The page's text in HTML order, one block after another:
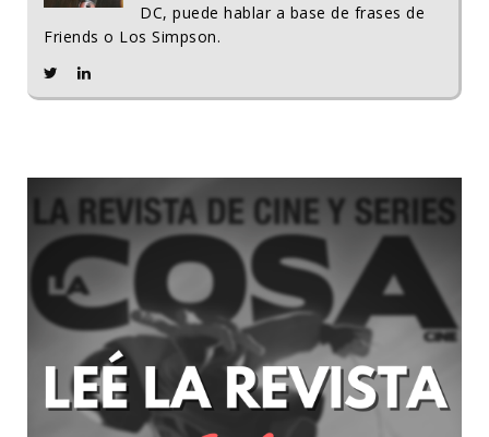
DC, puede hablar a base de frases de
Friends o Los Simpson.